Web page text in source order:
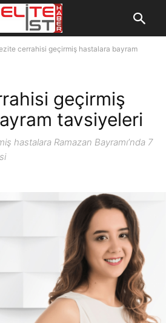
cerrahisi geçirmiş hastalara bayram
geçirmiş
tavsiyeleri
hastalara Ramazan Bayramı’nda 7